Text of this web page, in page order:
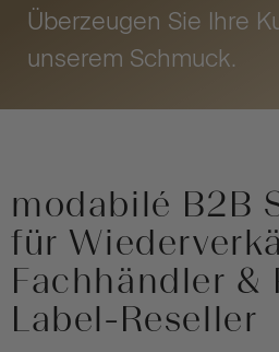
Überzeugen Sie Ihre
unserem Schmuck.
modabilé B2B
für
Fachhändler &
Label-Reseller